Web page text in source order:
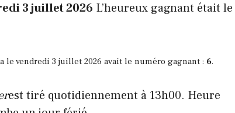
3 juillet 2026 L’heureux gagnant était le
le vendredi 3 juillet 2026 avait le numéro gagnant : 6.
est tiré quotidiennement à 13h00. Heure